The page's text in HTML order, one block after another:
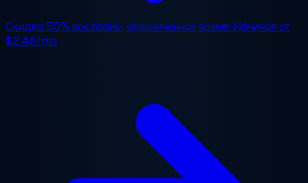
Скидка 50% все планы, ограниченное время. Начиная от
$2.48/mo